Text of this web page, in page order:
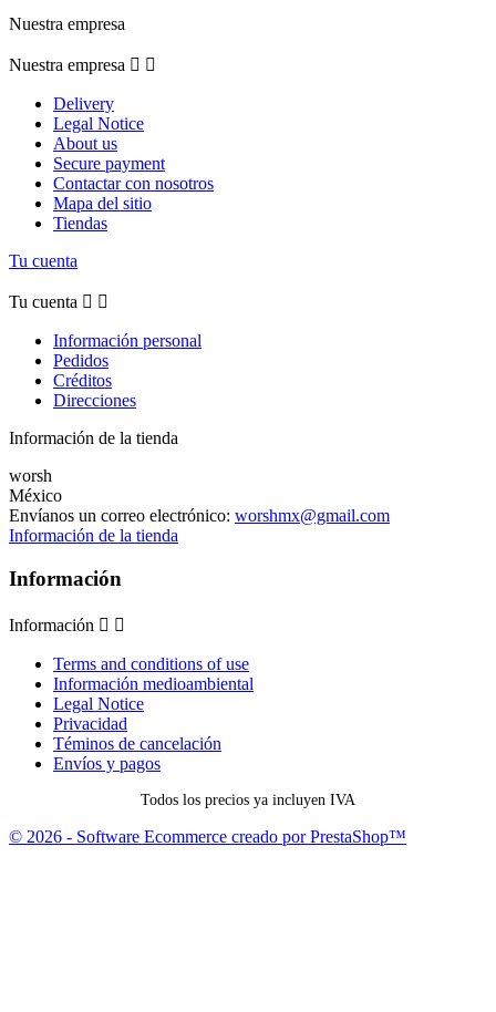
Nuestra empresa
Nuestra empresa  
Delivery
Legal Notice
About us
Secure payment
Contactar con nosotros
Mapa del sitio
Tiendas
Tu cuenta
Tu cuenta  
Información personal
Pedidos
Créditos
Direcciones
Información de la tienda
worsh
México
Envíanos un correo electrónico: worshmx@gmail.com
Información de la tienda
Información
Información  
Terms and conditions of use
Información medioambiental
Legal Notice
Privacidad
Téminos de cancelación
Envíos y pagos
Todos los precios ya incluyen IVA
© 2026 - Software Ecommerce creado por PrestaShop™